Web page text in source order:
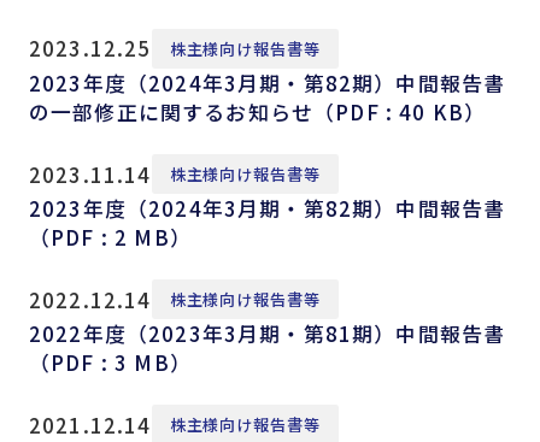
2023.12.25 株主様向け報告書等
2023年度（2024年3月期・第82期）中間報告書
の一部修正に関するお知らせ（PDF : 40 KB）
2023.11.14 株主様向け報告書等
2023年度（2024年3月期・第82期）中間報告書
（PDF : 2 MB）
2022.12.14 株主様向け報告書等
2022年度（2023年3月期・第81期）中間報告書
（PDF : 3 MB）
2021.12.14 株主様向け報告書等